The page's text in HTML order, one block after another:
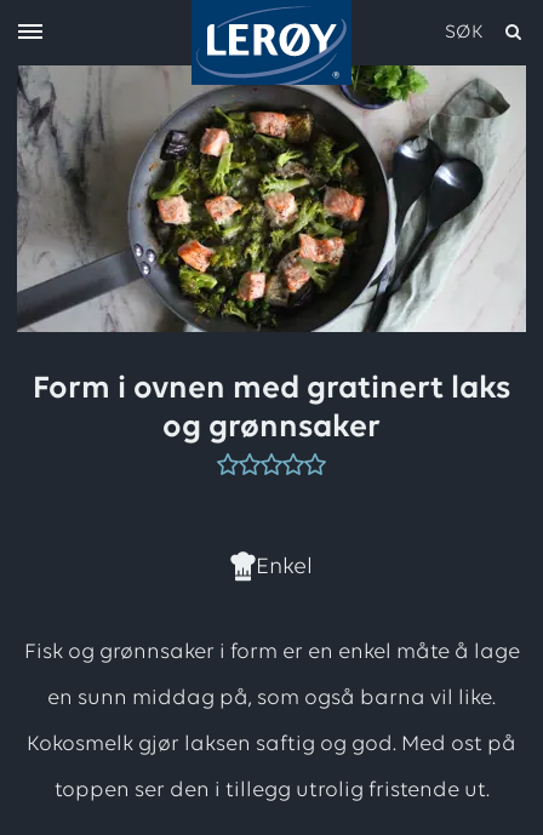
SØK
Form i ovnen med gratinert laks
og grønnsaker
Denne
har
ingen
vurdering.
Vær
den
første
Enkel
Fisk og grønnsaker i form er en enkel måte å lage
en sunn middag på, som også barna vil like.
Kokosmelk gjør laksen saftig og god. Med ost på
toppen ser den i tillegg utrolig fristende ut.